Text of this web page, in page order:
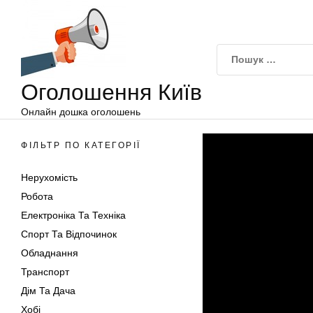
Оголошення Київ
Онлайн дошка оголошень
ФІЛЬТР ПО КАТЕГОРІЇ
Нерухомість
Робота
Електроніка Та Техніка
Спорт Та Відпочинок
Обладнання
Транспорт
Дім Та Дача
Хобі